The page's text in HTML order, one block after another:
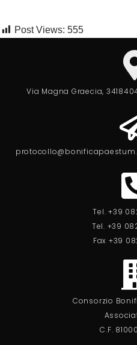
Post Views: 555
Via Magna Graecia, 341
Tel. +39
Tel. +39
Fax +39
Consorzio
C.F.